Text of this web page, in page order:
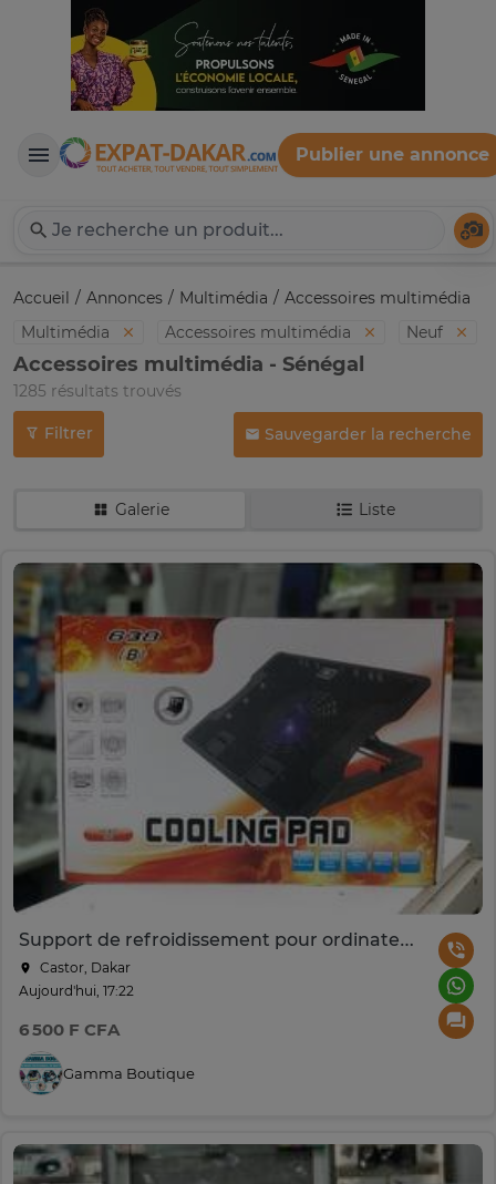
Expat-Dakar
Publier une annonce
Accueil Annonces Multimédia
Accessoires multimédia
Multimédia
Accessoires multimédia Neuf
Accessoires multimédia - Sénégal
1285 résultats trouvés
Filtrer Sauvegarder la recherche
Galerie Liste
Support de refroidissement pour ordinateur avec ventilateur
Castor, Dakar
Aujourd'hui, 17:22
6 500 F CFA
Gamma Boutique